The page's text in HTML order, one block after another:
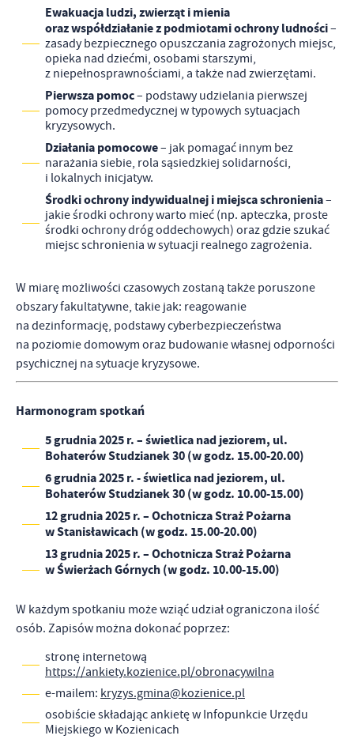
Ewakuacja ludzi, zwierząt i mienia
oraz współdziałanie z podmiotami ochrony ludności–
zasady bezpiecznego opuszczania zagrożonych miejsc,
opieka nad dziećmi, osobami starszymi,
z niepełnosprawnościami, a także nad zwierzętami.
Pierwsza pomoc– podstawy udzielania pierwszej
pomocy przedmedycznej w typowych sytuacjach
kryzysowych.
Działania pomocowe– jak pomagać innym bez
narażania siebie, rola sąsiedzkiej solidarności,
i lokalnych inicjatyw.
Środki ochrony indywidualnej i miejsca schronienia–
jakie środki ochrony warto mieć (np. apteczka, proste
środki ochrony dróg oddechowych) oraz gdzie szukać
miejsc schronienia w sytuacji realnego zagrożenia.
W miarę możliwości czasowych zostaną także poruszone
obszary fakultatywne, takie jak: reagowanie
na dezinformację, podstawy cyberbezpieczeństwa
na poziomie domowym oraz budowanie własnej odporności
psychicznej na sytuacje kryzysowe.
Harmonogram spotkań
5 grudnia 2025 r. – świetlica nad jeziorem, ul.
Bohaterów Studzianek 30 (w godz. 15.00-20.00)
6 grudnia 2025 r. - świetlica nad jeziorem, ul.
Bohaterów Studzianek 30 (w godz. 10.00-15.00)
12 grudnia 2025 r. – Ochotnicza Straż Pożarna
w Stanisławicach (w godz. 15.00-20.00)
13 grudnia 2025 r. – Ochotnicza Straż Pożarna
w Świerżach Górnych (w godz. 10.00-15.00)
W każdym spotkaniu może wziąć udział ograniczona ilość
osób. Zapisów można dokonać poprzez:
stronę internetową
https://ankiety.kozienice.pl/obronacywilna
e-mailem: kryzys.gmina@kozienice.pl
osobiście składając ankietę w Infopunkcie Urzędu
Miejskiego w Kozienicach